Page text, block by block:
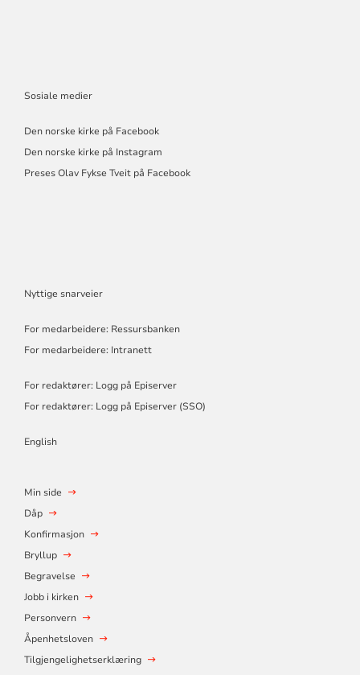
Sosiale medier
Den norske kirke på Facebook
Den norske kirke på Instagram
Preses Olav Fykse Tveit på Facebook
Nyttige snarveier
For medarbeidere: Ressursbanken
For medarbeidere: Intranett
For redaktører: Logg på Episerver
For redaktører: Logg på Episerver (SSO)
English
Min side
Dåp
Konfirmasjon
Bryllup
Begravelse
Jobb i kirken
Personvern
Åpenhetsloven
Tilgjengelighetserklæring